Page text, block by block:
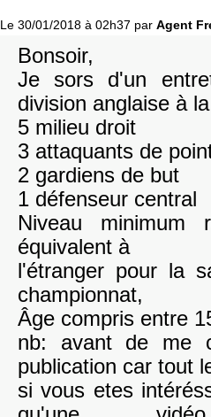
Le 30/01/2018 à 02h37 par Agent
Bonsoir,
Je sors d'un
division anglaise à
5 milieu droit
3 attaquants de
2 gardiens de but
1 défenseur central
Niveau
équivalent à
l'étranger pour la
championnat,
Âge compris entre
nb: avant de me
publication car tout
si vous etes